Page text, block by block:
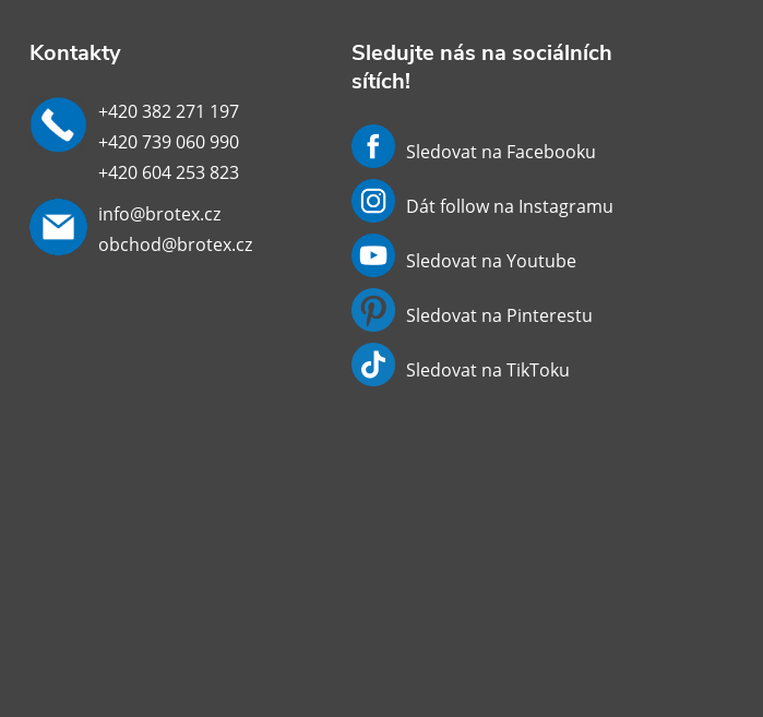
Kontakty
+420 382 271 197
+420 739 060 990
+420 604 253 823
info@brotex.cz
obchod@brotex.cz
Sledujte nás na sociálních
sítích!
Sledovat na Facebooku
Dát follow na Instagramu
Sledovat na Youtube
Sledovat na Pinterestu
Sledovat na TikToku